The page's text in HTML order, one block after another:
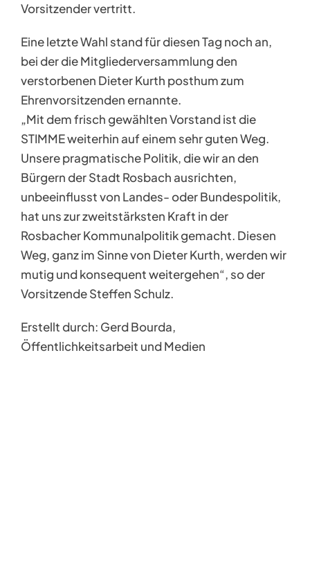
Vorsitzender vertritt.
Eine letzte Wahl stand für diesen Tag noch an,
bei der die Mitgliederversammlung den
verstorbenen Dieter Kurth posthum zum
Ehrenvorsitzenden ernannte.
„Mit dem frisch gewählten Vorstand ist die
STIMME weiterhin auf einem sehr guten Weg.
Unsere pragmatische Politik, die wir an den
Bürgern der Stadt Rosbach ausrichten,
unbeeinflusst von Landes- oder Bundespolitik,
hat uns zur zweitstärksten Kraft in der
Rosbacher Kommunalpolitik gemacht. Diesen
Weg, ganz im Sinne von Dieter Kurth, werden wir
mutig und konsequent weitergehen“, so der
Vorsitzende Steffen Schulz.
Erstellt durch: Gerd Bourda,
Öffentlichkeitsarbeit und Medien